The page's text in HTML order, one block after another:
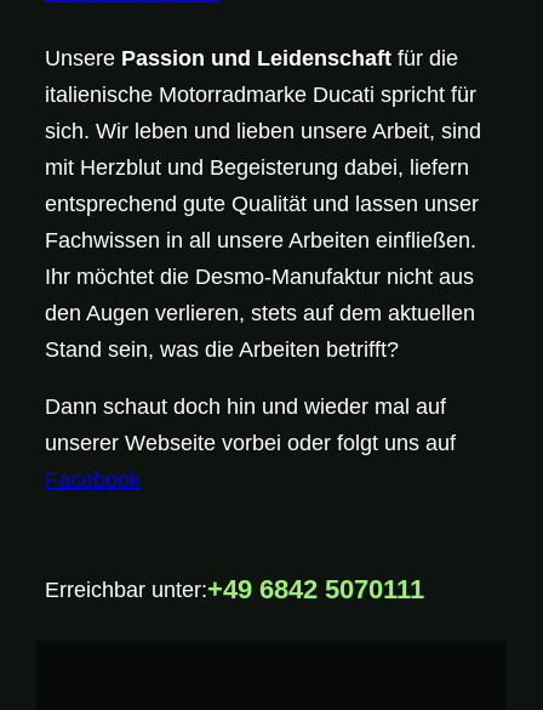
Unsere Passion und Leidenschaft für die
italienische Motorradmarke Ducati spricht für
sich. Wir leben und lieben unsere Arbeit, sind
mit Herzblut und Begeisterung dabei, liefern
entsprechend gute Qualität und lassen unser
Fachwissen in all unsere Arbeiten einfließen.
Ihr möchtet die Desmo-Manufaktur nicht aus
den Augen verlieren, stets auf dem aktuellen
Stand sein, was die Arbeiten betrifft?
Dann schaut doch hin und wieder mal auf
unserer Webseite vorbei oder folgt uns auf
Facebook
Erreichbar unter:+49 6842 5070111